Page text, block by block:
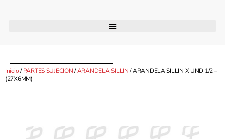
Inicio/PARTES SUJECION/ARANDELA SILLIN/ ARANDELA SILLIN X UND 1/2 –
(27X6MM)